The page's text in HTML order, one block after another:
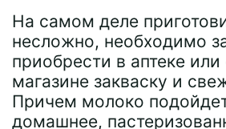
На самом деле
несложно, необходимо
приобрести в аптеке
магазине закваску и
Причем молоко
домашнее,